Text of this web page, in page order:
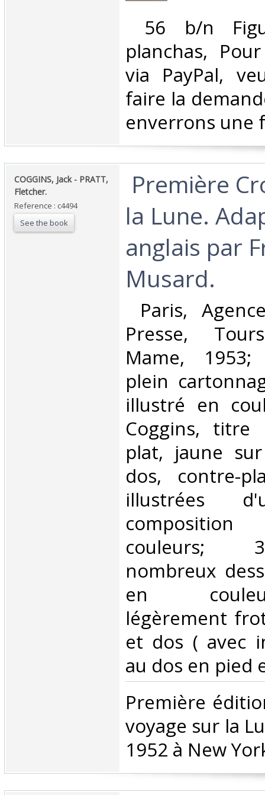
56 b/n
planchas,
via PayPal,
faire la
enverrons une
‎COGGINS, Jack - PRATT,
Fletcher.‎
Reference : c4494
See the book
Première
la Lune.
anglais par
Musard.‎
Paris,
Presse,
Mame,
plein
illustré en
Coggins,
plat, jaune
dos, contre-
illustrées
couleurs;
nombreux
en
légèrement
et dos ( avec
au dos en pied
‎Première
voyage sur la
1952 à New